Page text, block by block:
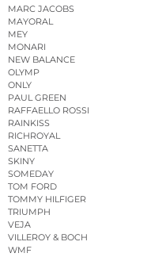
MARC JACOBS
MAYORAL
MEY
MONARI
NEW BALANCE
OLYMP
ONLY
PAUL GREEN
RAFFAELLO ROSSI
RAINKISS
RICHROYAL
SANETTA
SKINY
SOMEDAY
TOM FORD
TOMMY HILFIGER
TRIUMPH
VEJA
VILLEROY & BOCH
WMF